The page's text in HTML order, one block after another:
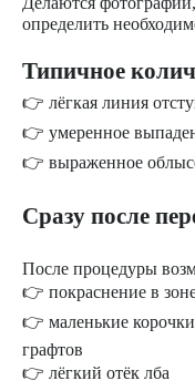
определить
Типичное
👉 лёгкая линия
👉 умеренное
👉 выраженное
Сразу после
После процедуры
👉 покраснение в
👉 маленькие
графтов
👉 лёгкий отёк лба